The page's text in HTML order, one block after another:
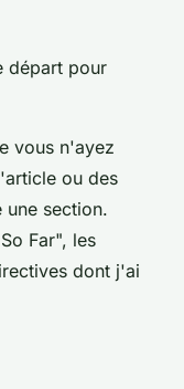
départ pour
vous n'ayez
ou des
une section.
Far", les
dont j'ai